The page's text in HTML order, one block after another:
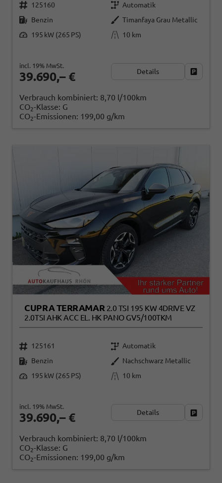
125160
Automatik
Benzin
Timanfaya Grau Metallic
195 kW (265 PS)
10 km
39.690,– €
incl. 19% MwSt.
Details
Verbrauch kombiniert: 8,70 l/100km
CO2-Klasse: G
CO2-Emissionen: 199,00 g/km
CUPRA TERRAMAR 2.0 TSI 195 KW 4DRIVE VZ
2.0TSI AHK ACC EL. HK PANO GV5/100TKM
125161
Automatik
Benzin
Nachschwarz Metallic
195 kW (265 PS)
10 km
39.690,– €
incl. 19% MwSt.
Details
Verbrauch kombiniert: 8,70 l/100km
CO2-Klasse: G
CO2-Emissionen: 199,00 g/km